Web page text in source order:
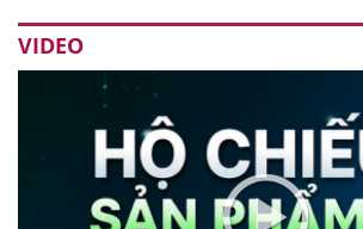
VIDEO